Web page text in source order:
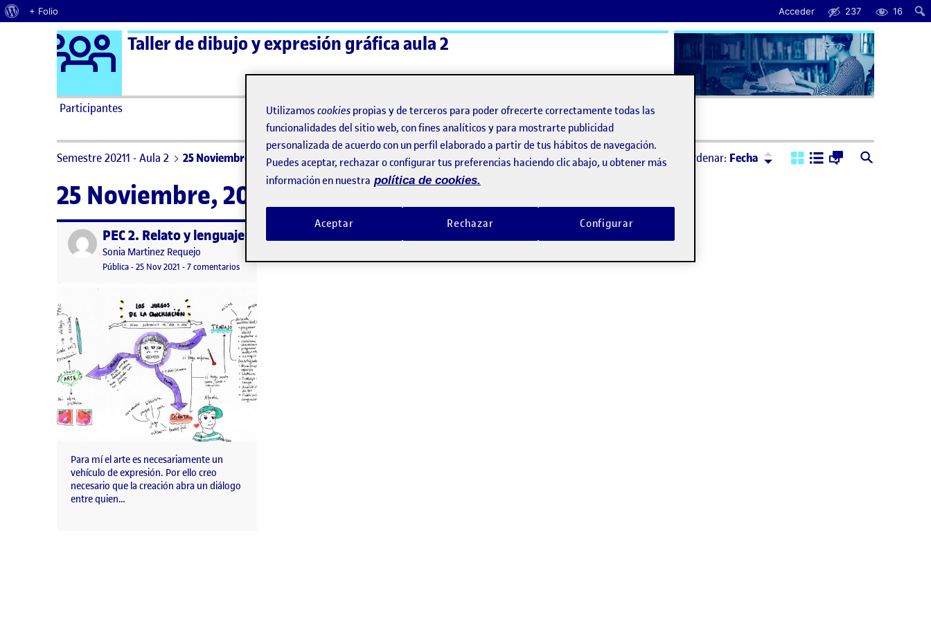
Acerca de WordPress
+ Folio Acceder 237 16
Saltar al contenido Logo Ágora
Taller de dibujo y expresión gráfica aula 2
Participantes ActiFolios Ayúda
Semestre 20211 - Aula 2 25 Noviembre, 2021 Ordenar: Fecha Ordenar:Descendente
25 Noviembre, 2021
Publicado porPEC 2. Relato y lenguaje
Publicado por
Sonia Martinez Requejo
Visibilidad:
Pública-Fecha de publicación
25 Nov 2021 -7 comentariosen PEC 2. Relato y lenguaje
Para mí el arte es necesariamente un
vehículo de expresión. Por ello creo
necesario que la creación abra un diálogo
entre quien…
Utilizamos cookies propias y de terceros para poder ofrecerte correctamente todas las
funcionalidades del sitio web, con fines analíticos y para mostrarte publicidad
personalizada de acuerdo con un perfil elaborado a partir de tus hábitos de navegación.
Puedes aceptar, rechazar o configurar tus preferencias haciendo clic abajo, u obtener más
información en nuestra política de cookies.
Rechazar
Aceptar Configurar